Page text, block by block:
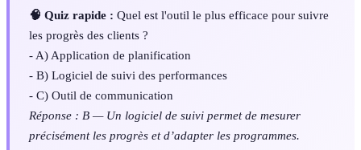
🧠 Quiz rapide : Quel est l'outil le plus efficace pour suivre
les progrès des clients ?
- A) Application de planification
- B) Logiciel de suivi des performances
- C) Outil de communication
Réponse : B — Un logiciel de suivi permet de mesurer
précisément les progrès et d’adapter les programmes.